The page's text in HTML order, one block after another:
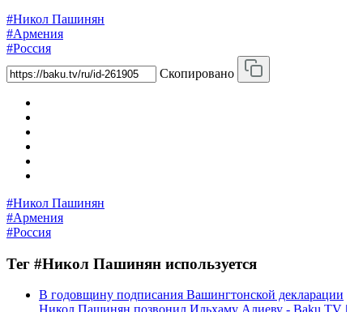
#Никол Пашинян
#Армения
#Россия
Скопировано
#Никол Пашинян
#Армения
#Россия
Тег #Никол Пашинян используется
В годовщину подписания Вашингтонской декларации